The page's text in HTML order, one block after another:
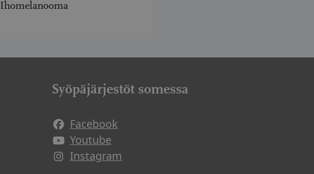
Ihomelanooma
Syöpäjärjestöt somessa
Facebook
Avautuu uuteen ikkunaan
Youtube
Avautuu uuteen ikkunaan
Instagram
Avautuu uuteen ikkunaan